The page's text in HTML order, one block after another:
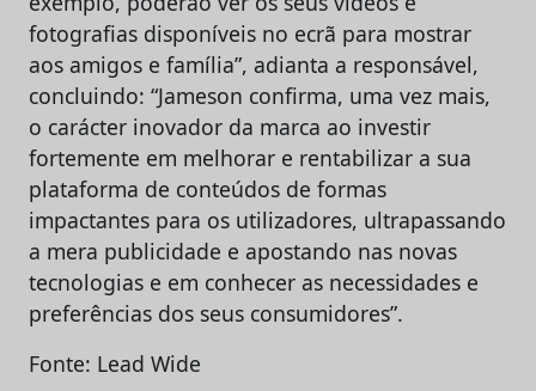
fotografias disponíveis no ecrã para mostrar
aos amigos e família”, adianta a responsável,
concluindo: “Jameson confirma, uma vez mais,
o carácter inovador da marca ao investir
fortemente em melhorar e rentabilizar a sua
plataforma de conteúdos de formas
impactantes para os utilizadores, ultrapassando
a mera publicidade e apostando nas novas
tecnologias e em conhecer as necessidades e
preferências dos seus consumidores”.
Fonte: Lead Wide